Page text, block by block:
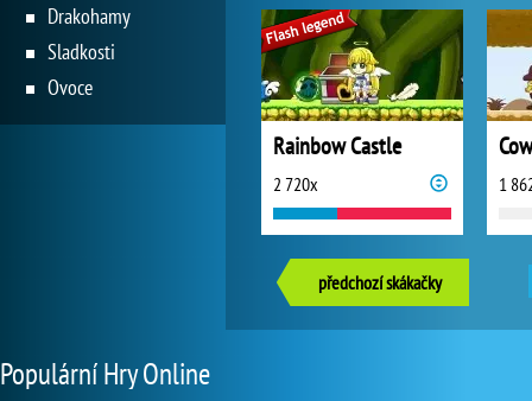
Rainbow Castle
2 720x 1
předchozí skákačky
Drakohamy
Sladkosti
Ovoce
Populární Hry Online